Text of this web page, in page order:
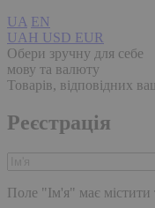
UA EN
UAH USD EUR
Обери зручну для себе
мову та валюту
Товарів, відповідних
Реєстрація
Поле "Ім'я" має